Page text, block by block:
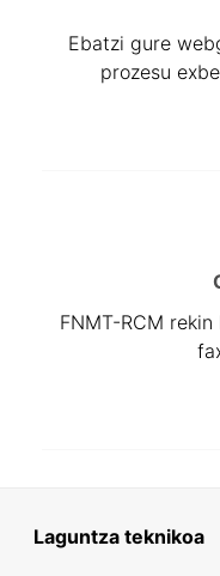
Ebatzi gure
prozesu
FNMT-RCM
Laguntza teknikoa